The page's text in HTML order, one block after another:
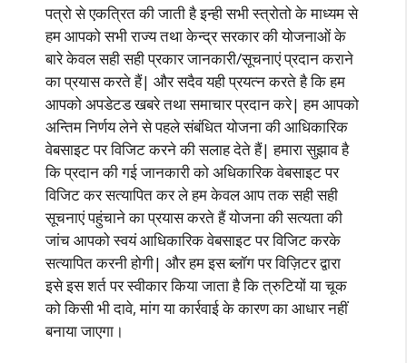
पत्रो से एकत्रित की जाती है इन्ही सभी स्त्रोतो के माध्यम से
हम आपको सभी राज्य तथा केन्द्र सरकार की योजनाओं के
बारे केवल सही सही प्रकार जानकारी/सूचनाएं प्रदान कराने
का प्रयास करते हैं| और सदैव यही प्रयत्न करते है कि हम
आपको अपडेटड खबरे तथा समाचार प्रदान करे| हम आपको
अन्तिम निर्णय लेने से पहले संबंधित योजना की आधिकारिक
वेबसाइट पर विजिट करने की सलाह देते हैं| हमारा सुझाव है
कि प्रदान की गई जानकारी को अधिकारिक वेबसाइट पर
विजिट कर सत्यापित कर ले हम केवल आप तक सही सही
सूचनाएं पहुंचाने का प्रयास करते हैं योजना की सत्यता की
जांच आपको स्वयं आधिकारिक वेबसाइट पर विजिट करके
सत्यापित करनी होगी| और हम इस ब्लॉग पर विज़िटर द्वारा
इसे इस शर्त पर स्वीकार किया जाता है कि त्रुटियों या चूक
को किसी भी दावे, मांग या कार्रवाई के कारण का आधार नहीं
बनाया जाएगा।